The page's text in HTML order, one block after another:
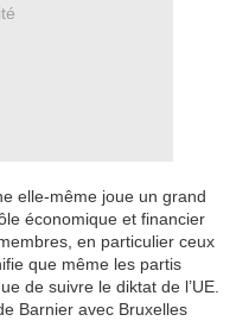
elle-même joue un grand
économique et financier
en particulier ceux
que même les partis
de suivre le diktat de l’UE.
Barnier avec Bruxelles